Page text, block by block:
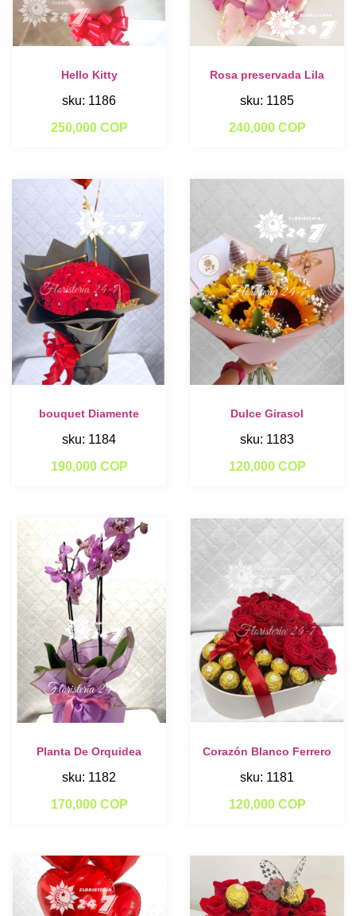
Hello Kitty
sku: 1186
250,000 COP
Rosa preservada Lila
sku: 1185
240,000 COP
bouquet Diamente
sku: 1184
190,000 COP
Dulce Girasol
sku: 1183
120,000 COP
Planta De Orquidea
sku: 1182
170,000 COP
Corazón Blanco Ferrero
sku: 1181
120,000 COP